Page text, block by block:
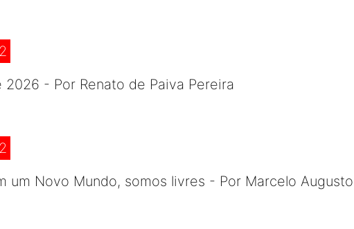
2026 - Por Renato de Paiva Pereira
um Novo Mundo, somos livres - Por Marcelo